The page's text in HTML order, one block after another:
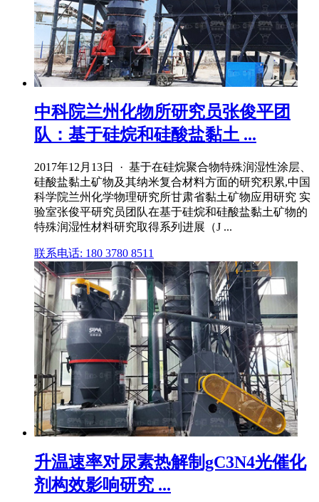
中科院兰州化物所研究员张俊平团
队：基于硅烷和硅酸盐黏土 ...
2017年12月13日 · 基于在硅烷聚合物特殊润湿性涂层、
硅酸盐黏土矿物及其纳米复合材料方面的研究积累,中国
科学院兰州化学物理研究所甘肃省黏土矿物应用研究 实
验室张俊平研究员团队在基于硅烷和硅酸盐黏土矿物的
特殊润湿性材料研究取得系列进展（J ...
联系电话: 180 3780 8511
升温速率对尿素热解制gC3N4光催化
剂构效影响研究 ...